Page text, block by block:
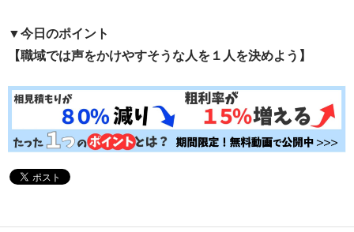
▼今日のポイント
【職域では声をかけやすそうな人を１人を決めよう】